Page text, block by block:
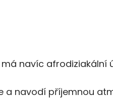
navíc afrodiziakální
a navodí příjemnou